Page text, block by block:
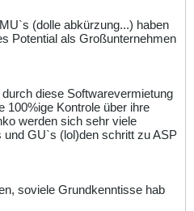
(dolle abkürzung...) haben
Potential als Großunternehmen
diese Softwarevermietung
100%ige Kontrole über ihre
werden sich sehr viele
GU`s (lol)den schritt zu ASP
soviele Grundkenntisse hab